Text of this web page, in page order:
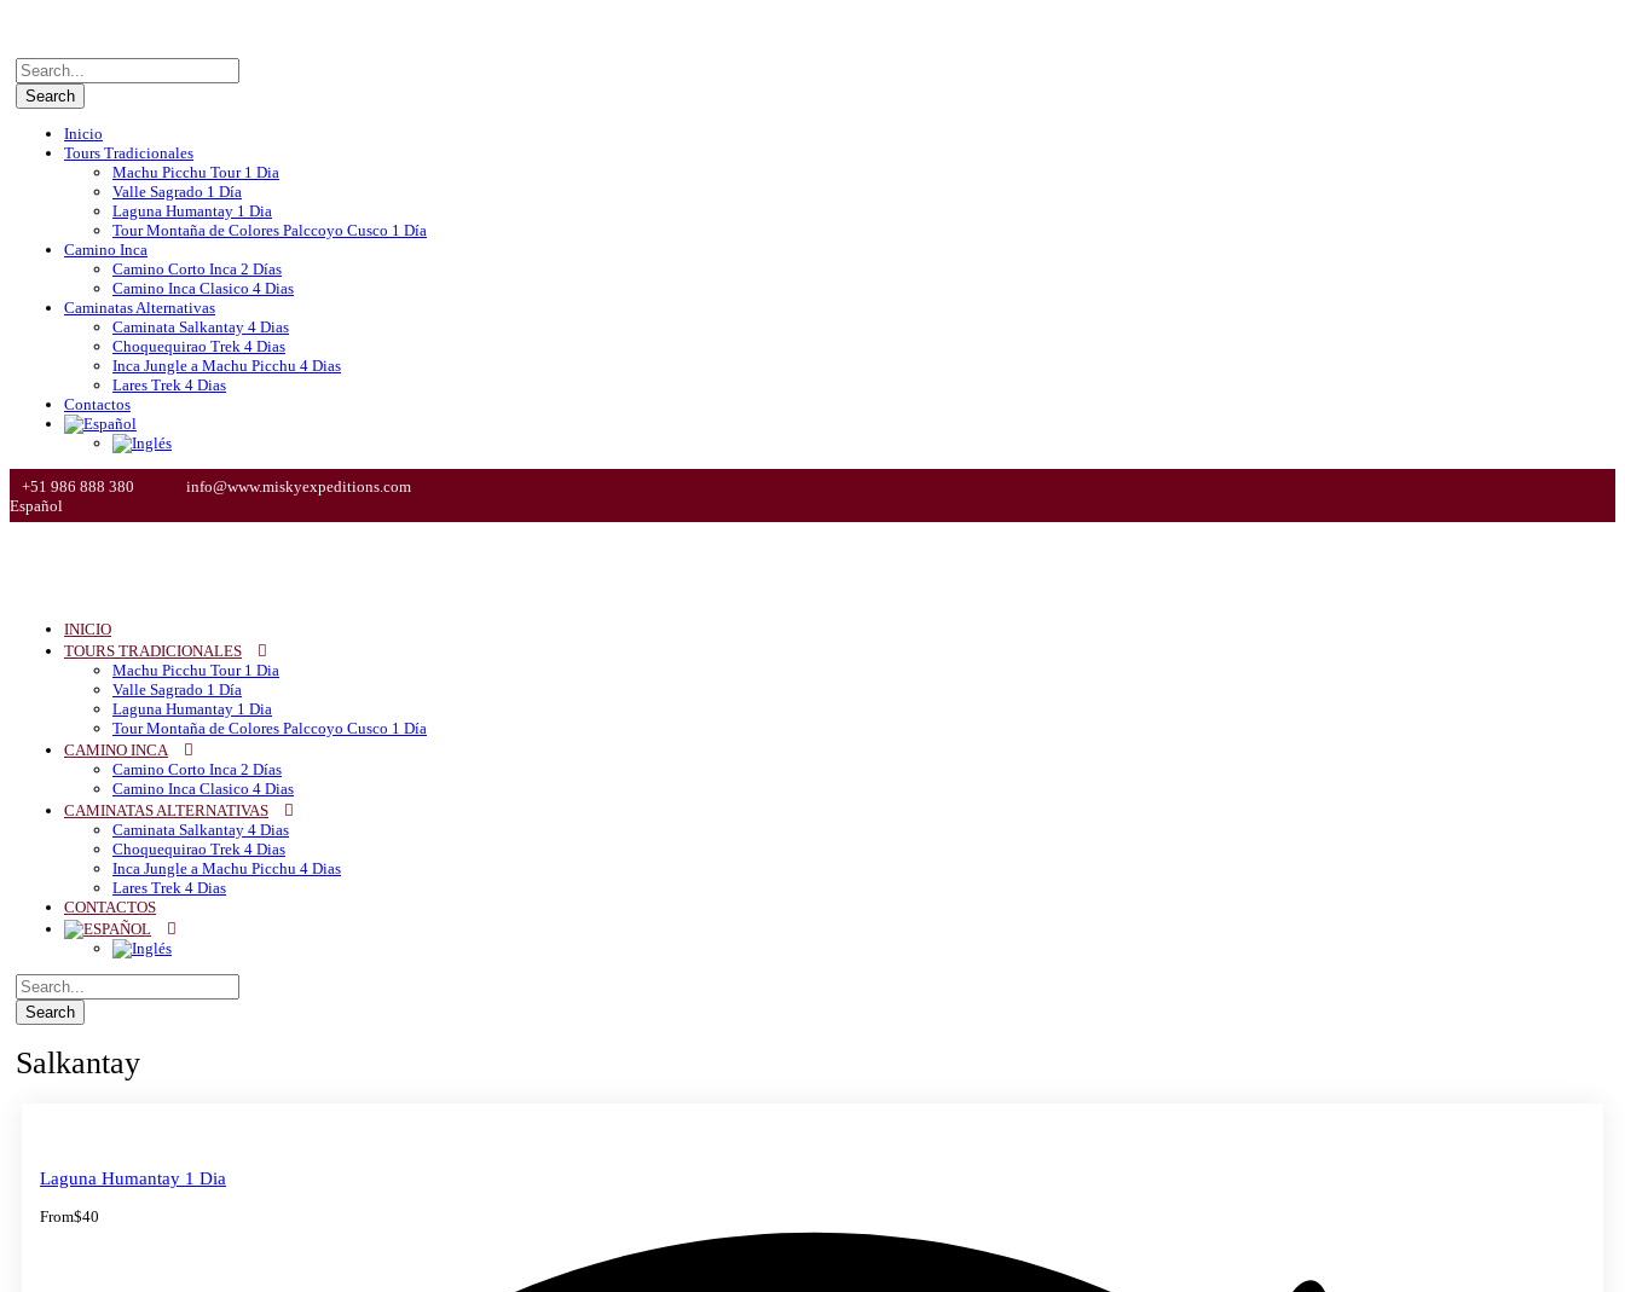
Inicio
Tours Tradicionales
Machu Picchu Tour 1 Dia
Valle Sagrado 1 Día
Laguna Humantay 1 Dia
Tour Montaña de Colores Palccoyo Cusco 1 Día
Camino Inca
Camino Corto Inca 2 Días
Camino Inca Clasico 4 Dias
Caminatas Alternativas
Caminata Salkantay 4 Dias
Choquequirao Trek 4 Dias
Inca Jungle a Machu Picchu 4 Dias
Lares Trek 4 Dias
Contactos
+51 986 888 380
info@www.miskyexpeditions.com
Español
INICIO
TOURS TRADICIONALES
Machu Picchu Tour 1 Dia
Valle Sagrado 1 Día
Laguna Humantay 1 Dia
Tour Montaña de Colores Palccoyo Cusco 1 Día
CAMINO INCA
Camino Corto Inca 2 Días
Camino Inca Clasico 4 Dias
CAMINATAS ALTERNATIVAS
Caminata Salkantay 4 Dias
Choquequirao Trek 4 Dias
Inca Jungle a Machu Picchu 4 Dias
Lares Trek 4 Dias
CONTACTOS
Salkantay
Laguna Humantay 1 Dia
From$40